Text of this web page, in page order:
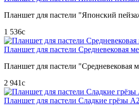
Планшет для пастели "Японский
1 536c
Планшет для пастели Средневековая
Планшет для пастели "Средневековая
2 941c
Планшет для пастели Сладкие грёзы А2